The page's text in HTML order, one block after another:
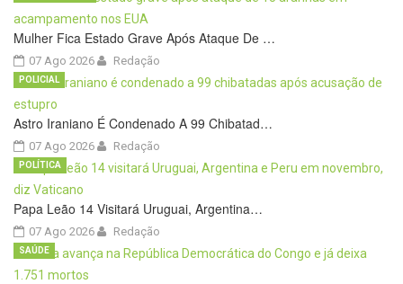
Mulher Fica Estado Grave Após Ataque De …
07 Ago 2026 Redação
Astro Iraniano É Condenado A 99 Chibatad…
07 Ago 2026
POLICIAL
Redação
Papa Leão 14 Visitará Uruguai, Argentina…
07 Ago 2026
POLÍTICA
Redação
SAÚDE